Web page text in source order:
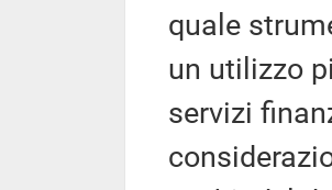
quale
un utilizzo
servizi